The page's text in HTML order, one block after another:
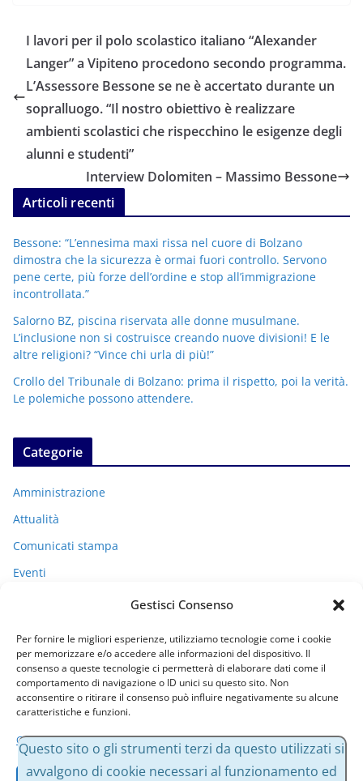
Gestisci Consenso
Per fornire le migliori esperienze, utilizziamo tecnologie come i cookie
per memorizzare e/o accedere alle informazioni del dispositivo. Il
consenso a queste tecnologie ci permetterà di elaborare dati come il
comportamento di navigazione o ID unici su questo sito. Non
acconsentire o ritirare il consenso può influire negativamente su alcune
caratteristiche e funzioni.
Gestisci servizi
I lavori per il polo scolastico italiano “Alexander
Langer” a Vipiteno procedono secondo programma.
L’Assessore Bessone se ne è accertato durante un
sopralluogo. “Il nostro obiettivo è realizzare
ambienti scolastici che rispecchino le esigenze degli
alunni e studenti”
Interview Dolomiten – Massimo Bessone
Articoli recenti
Bessone: “L’ennesima maxi rissa nel cuore di Bolzano
dimostra che la sicurezza è ormai fuori controllo. Servono
pene certe, più forze dell’ordine e stop all’immigrazione
incontrollata.”
Salorno BZ, piscina riservata alle donne musulmane.
L’inclusione non si costruisce creando nuove divisioni! E le
altre religioni? “Vince chi urla di più!”
Crollo del Tribunale di Bolzano: prima il rispetto, poi la verità.
Le polemiche possono attendere.
Categorie
Amministrazione
Attualità
Comunicati stampa
Eventi
Uncategorized
Archivi
AQuesto sito o gli strumenti terzi da questo utilizzati si
avvalgono di cookie necessari al funzionamento ed